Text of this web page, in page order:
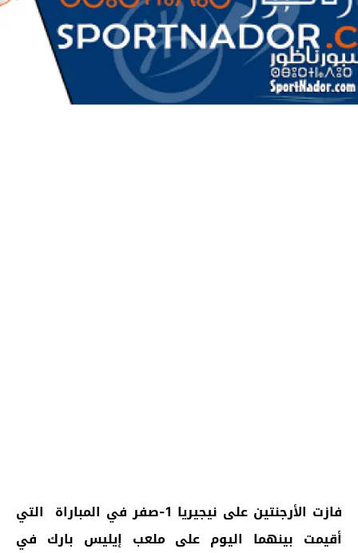
فازت الأرجنتين على نيجيريا 1-صفر في المباراة التي
أقيمت بينهما اليوم على ملعب إيليس بارك في